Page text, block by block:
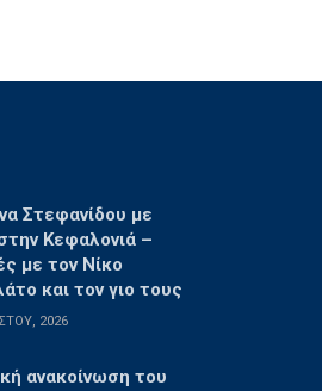
Στεφανίδου με
στην Κεφαλονιά –
με τον Νίκο
και τον γιο τους
2026
ανακοίνωση του